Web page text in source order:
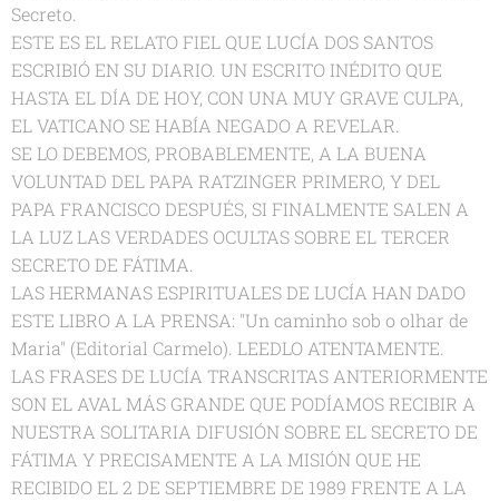
Secreto.
ESTE ES EL RELATO FIEL QUE LUCÍA DOS SANTOS
ESCRIBIÓ EN SU DIARIO. UN ESCRITO INÉDITO QUE
HASTA EL DÍA DE HOY, CON UNA MUY GRAVE CULPA,
EL VATICANO SE HABÍA NEGADO A REVELAR.
SE LO DEBEMOS, PROBABLEMENTE, A LA BUENA
VOLUNTAD DEL PAPA RATZINGER PRIMERO, Y DEL
PAPA FRANCISCO DESPUÉS, SI FINALMENTE SALEN A
LA LUZ LAS VERDADES OCULTAS SOBRE EL TERCER
SECRETO DE FÁTIMA.
LAS HERMANAS ESPIRITUALES DE LUCÍA HAN DADO
ESTE LIBRO A LA PRENSA: "Un caminho sob o olhar de
Maria" (Editorial Carmelo). LEEDLO ATENTAMENTE.
LAS FRASES DE LUCÍA TRANSCRITAS ANTERIORMENTE
SON EL AVAL MÁS GRANDE QUE PODÍAMOS RECIBIR A
NUESTRA SOLITARIA DIFUSIÓN SOBRE EL SECRETO DE
FÁTIMA Y PRECISAMENTE A LA MISIÓN QUE HE
RECIBIDO EL 2 DE SEPTIEMBRE DE 1989 FRENTE A LA